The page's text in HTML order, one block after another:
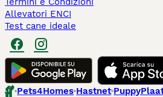
Allevatori ENCI
Test cane ideale
Pets4Homes Hastnet